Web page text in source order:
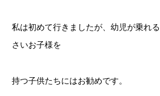
私は初めて行きましたが、幼児が乗れ
さいお子様を
持つ子供たちにはお勧めです。